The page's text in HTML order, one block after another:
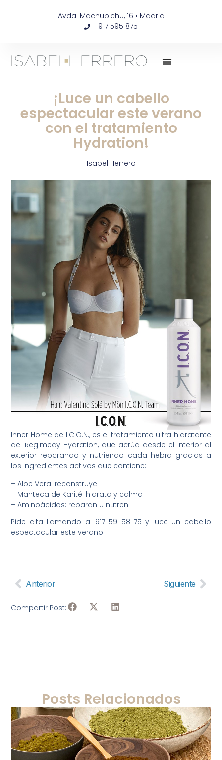
Avda. Machupichu, 16 • Madrid
917 595 875
¡Luce un cabello
espectacular este verano
con el tratamiento
Hydration!
Isabel Herrero
Inner Home de I.C.O.N., es el tratamiento ultra hidratante
del Regimedy Hydration, que actúa desde el interior al
exterior reparando y nutriendo cada hebra gracias a
los ingredientes activos que contiene:
– Aloe Vera: reconstruye
– Manteca de Karité: hidrata y calma
– Aminoácidos: reparan u nutren.
Pide cita llamando al 917 59 58 75 y luce un cabello
espectacular este verano.
Anterior Siguiente
Compartir Post:
Posts Relacionados